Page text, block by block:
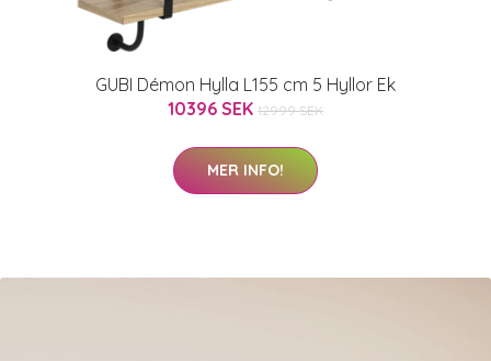
GUBI Démon Hylla L155 cm 5 Hyllor Ek
10396 SEK 12999 SEK
MER INFO!